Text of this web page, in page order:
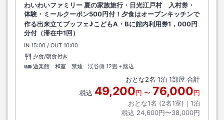
わいわいファミリー 夏の家族旅行・日光江戸村 入村券・
体験・ミールクーポン500円付！夕食はオープンキッチンで
作る出来立てブッフェ♪こどもA・Bに館内利用券1，000円
分付（滞在中1回）
IN チェックイン
15:00 / OUT チェックアウト
10:00
夕食/朝食付き
遊楽館 和室 禁煙 渓谷側 12畳＋踏込
おとな2名 1泊 1部屋 合計
税込 49,200円 〜 76,000円
おとな1名 (2名1室)｜ 1泊
税込 24,600円〜38,000円